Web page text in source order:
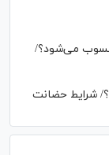
می‌شود؟/
شرایط حضانت